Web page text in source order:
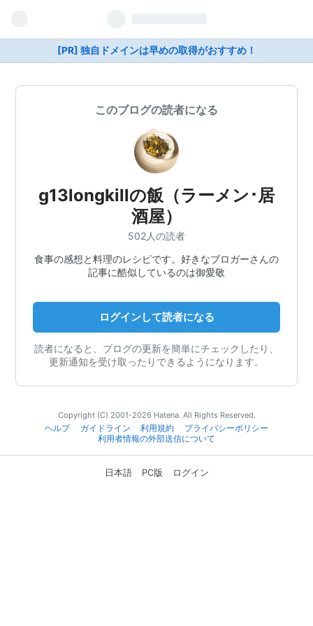
[PR] 独自ドメインは早めの取得がおすすめ！
このブログの読者になる
g13longkillの飯（ラーメン･居
酒屋）
502人の読者
食事の感想と料理のレシピです。好きなブロガーさんの
記事に酷似しているのは御愛敬
ログインして読者になる
読者になると、ブログの更新を簡単にチェックしたり、
更新通知を受け取ったりできるようになります。
Copyright (C) 2001-2026 Hatena. All Rights Reserved.
ヘルプ
ガイドライン 利用規約
プライバシーポリシー
利用者情報の外部送信について
日本語 PC版 ログイン